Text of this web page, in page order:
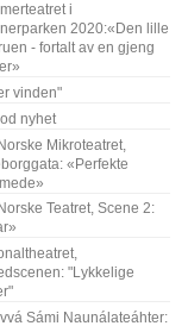
i
2020:«Den lille
- fortalt av en gjeng
vinden"
nyhet
Mikroteatret,
«Perfekte
Teatret, Scene 2:
"Lykkelige
Sámi Naunálateáhter: